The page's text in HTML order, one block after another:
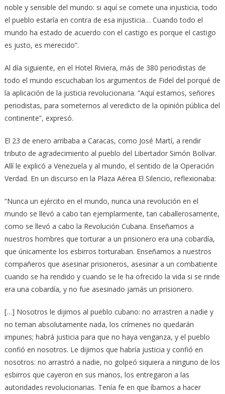
noble y sensible del mundo: si aquí se comete una injusticia, todo
el pueblo estaría en contra de esa injusticia… Cuando todo el
mundo ha estado de acuerdo con el castigo es porque el castigo
es justo, es merecido”.
Al día siguiente, en el Hotel Riviera, más de 380 periodistas de
todo el mundo escuchaban los argumentos de Fidel del porqué de
la aplicación de la justicia revolucionaria. “Aquí estamos, señores
periodistas, para someternos al veredicto de la opinión pública del
continente”, expresó.
El 23 de enero arribaba a Caracas, como José Martí, a rendir
tributo de agradecimiento al pueblo del Libertador Simón Bolívar.
Allí le explicó a Venezuela y al mundo, el sentido de la Operación
Verdad. En un discurso en la Plaza Aérea El Silencio, reflexionaba:
“Nunca un ejército en el mundo, nunca una revolución en el
mundo se llevó a cabo tan ejemplarmente, tan caballerosamente,
como se llevó a cabo la Revolución Cubana. Enseñamos a
nuestros hombres que torturar a un prisionero era una cobardía,
que únicamente los esbirros torturaban. Enseñamos a nuestros
compañeros que asesinar prisioneros, asesinar a un combatiente
cuando se ha rendido y cuando se le ha ofrecido la vida si se rinde
era una cobardía, y no fue asesinado jamás un prisionero.
[…] Nosotros le dijimos al pueblo cubano: no arrastren a nadie y
no teman absolutamente nada, los crímenes no quedarán
impunes; habrá justicia para que no haya venganza, y el pueblo
confió en nosotros. Le dijimos que habría justicia y confió en
nosotros: no arrastró a nadie, no golpeó siquiera a ninguno de los
esbirros que cayeron en sus manos, los entregaron a las
autoridades revolucionarias. Tenía fe en que íbamos a hacer